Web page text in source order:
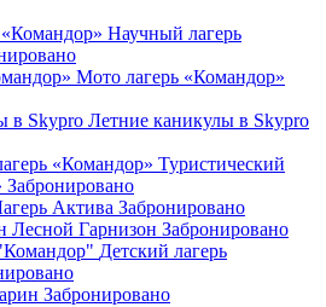
Научный лагерь
Мото лагерь «Командор»
Летние каникулы в Skypro
Туристический
Забронировано
Актива Забронировано
Лесной Гарнизон Забронировано
Детский лагерь
Забронировано